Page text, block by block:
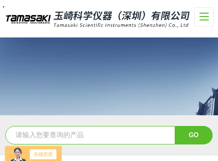
・・・・・・・